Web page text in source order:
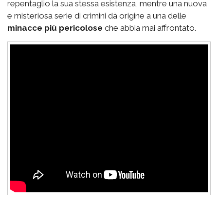
repentaglio la sua stessa esistenza, mentre una nuova
e misteriosa serie di crimini dà origine a una delle
minacce più pericolose che abbia mai affrontato.